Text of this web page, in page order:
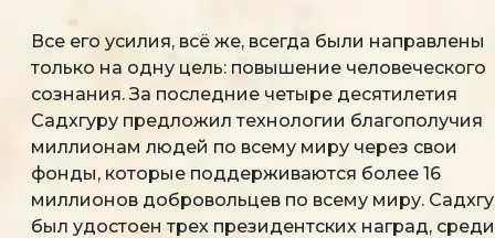
Все его усилия, всё же, всегда были направлены
только на одну цель: повышение человеческого
сознания. За последние четыре десятилетия
Садхгуру предложил технологии благополучия
миллионам людей по всему миру через свои
фонды, которые поддерживаются более 16
миллионов добровольцев по всему миру.
был удостоен трех президентских наград, среди